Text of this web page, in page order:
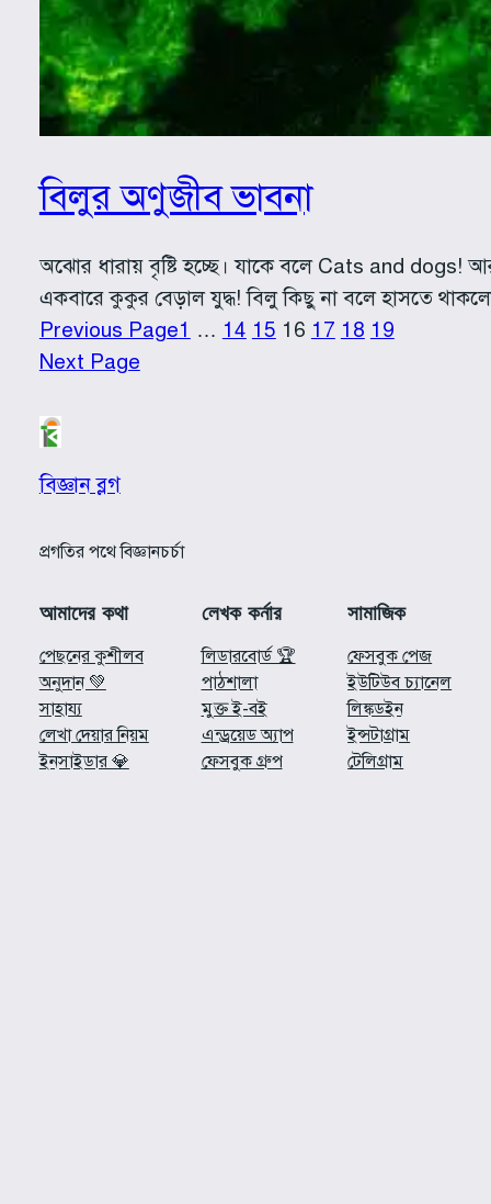
বিলুর অণুজীব ভাবনা
অঝোর ধারায় বৃষ্টি হচ্ছে। যাকে বলে Cats and dogs!
একবারে কুকুর বেড়াল যুদ্ধ! বিলু কিছু না বলে হাসতে
Previous Page1 … 14 15 16 17 18 19
Next Page
বিজ্ঞান ব্লগ
প্রগতির পথে বিজ্ঞানচর্চা
আমাদের কথা
পেছনের কুশীলব
অনুদান 💚
সাহায্য
লেখা দেয়ার নিয়ম
ইনসাইডার 💎
লেখক কর্নার
লিডারবোর্ড 🏆
পাঠশালা
মুক্ত ই-বই
এন্ড্রয়েড অ্যাপ
ফেসবুক গ্রুপ
সামাজিক
ফেসবুক পেজ
ইউটিউব চ্যানেল
লিঙ্কডইন
ইন্সটাগ্রাম
টেলিগ্রাম